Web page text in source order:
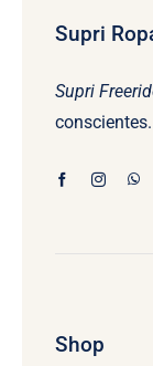
Supri
Supri
Shop